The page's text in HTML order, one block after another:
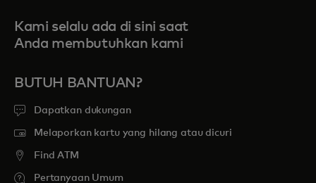
Kami selalu ada di sini saat
Anda membutuhkan kami
BUTUH BANTUAN?
Dapatkan dukungan
Melaporkan kartu yang hilang atau dicuri
Find ATM
Pertanyaan Umum